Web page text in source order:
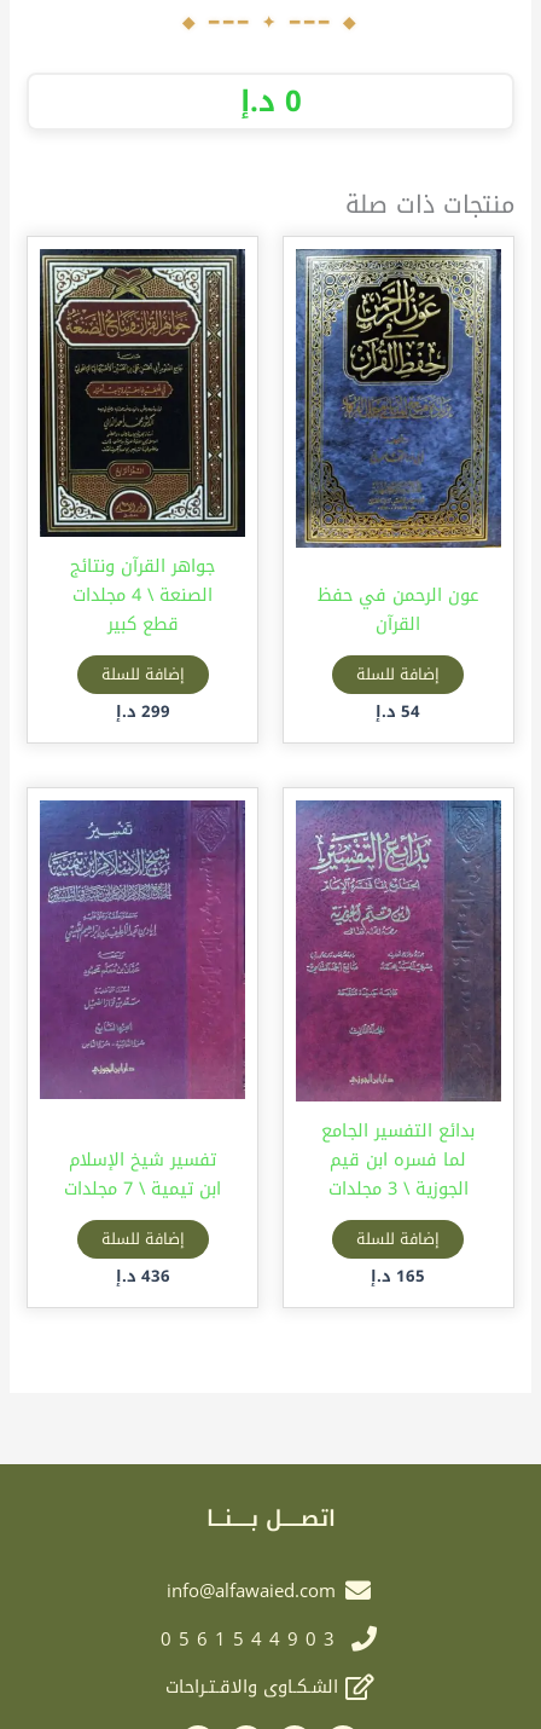
0د.إ
منتجات ذات صلة
عون الرحمن في حفظ
القرآن
إضافة للسلة
54 د.إ
جواهر القرآن ونتائج
الصنعة \ 4 مجلدات
قطع كبير
إضافة للسلة
299 د.إ
بدائع التفسير الجامع
لما فسره ابن قيم
الجوزية \ 3 مجلدات
إضافة للسلة
165 د.إ
تفسير شيخ الإسلام
ابن تيمية \ 7 مجلدات
إضافة للسلة
436 د.إ
اتصـــــل بـــــنـــا
info@alfawaied.com
0561544903
الشـكـاوى والاقـتـراحات